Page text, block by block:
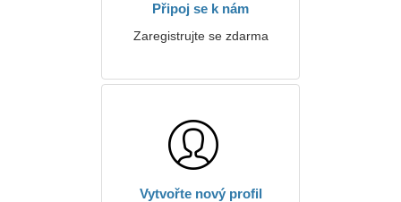
Připoj se k nám
Zaregistrujte se zdarma
Vytvořte nový profil